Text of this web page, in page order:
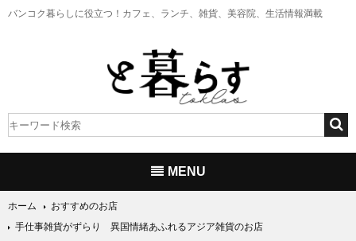
バンコク暮らしに役立つ！ カフェ、ランチ、雑貨、美容院、生活情報満載
MENU
ホーム
おすすめのお店
手仕事雑貨がずらり 異国情緒あふれるアジア雑貨のお店